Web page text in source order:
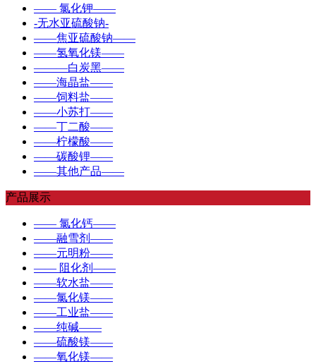
—— 氯化钾——
-无水亚硫酸钠-
——焦亚硫酸钠——
——氢氧化镁——
———白炭黑——
——海晶盐——
——饲料盐——
——小苏打——
——丁二酸——
——柠檬酸——
——碳酸锂——
——其他产品——
产品展示
—— 氯化钙——
——融雪剂——
——元明粉——
—— 阻化剂——
——软水盐——
——氯化镁——
——工业盐——
——纯碱——
——硫酸镁——
——氧化镁——